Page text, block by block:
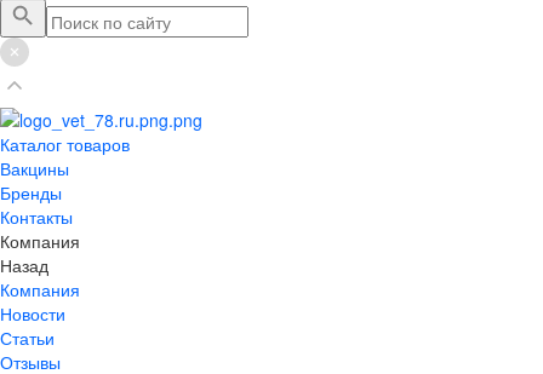
Каталог товаров
Вакцины
Бренды
Контакты
Компания
Назад
Компания
Новости
Статьи
Отзывы